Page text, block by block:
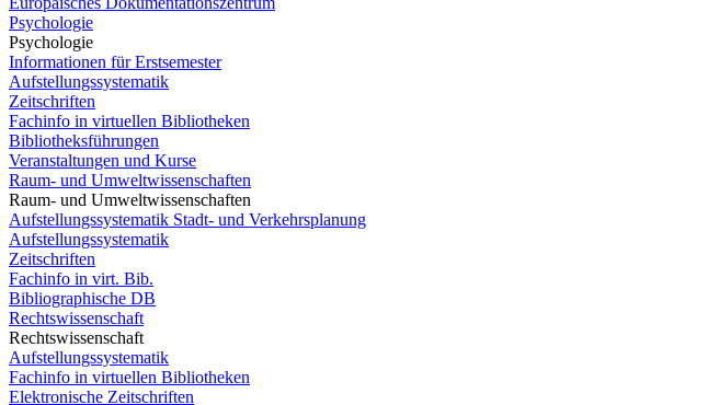
Psychologie
Psychologie
Informationen für Erstsemester
Aufstellungssystematik
Zeitschriften
Fachinfo in virtuellen Bibliotheken
Bibliotheksführungen
Veranstaltungen und Kurse
Raum- und Umweltwissenschaften
Raum- und Umweltwissenschaften
Aufstellungssystematik Stadt- und Verkehrsplanung
Aufstellungssystematik
Zeitschriften
Fachinfo in virt. Bib.
Bibliographische DB
Rechtswissenschaft
Rechtswissenschaft
Aufstellungssystematik
Fachinfo in virtuellen Bibliotheken
Elektronische Zeitschriften